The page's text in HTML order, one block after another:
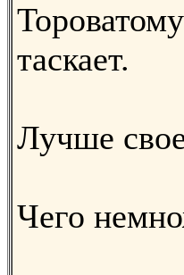
таскает.
Лучше
Чего